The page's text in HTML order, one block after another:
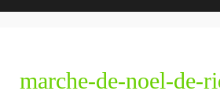
marche-de-noel-de-